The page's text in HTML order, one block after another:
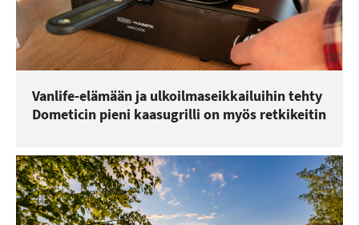
Vanlife-elämään ja ulkoilmaseikkailuihin tehty
Dometicin pieni kaasugrilli on myös retkikeitin